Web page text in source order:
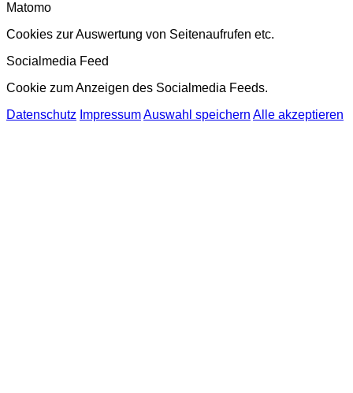
Matomo
Cookies zur Auswertung von Seitenaufrufen etc.
Socialmedia Feed
Cookie zum Anzeigen des Socialmedia Feeds.
Datenschutz ImpressumAuswahl speichern Alle akzeptieren